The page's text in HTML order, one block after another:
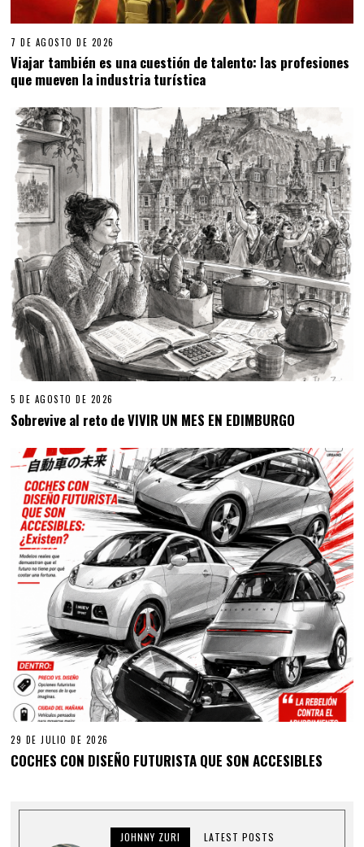
7 DE AGOSTO DE 2026
Viajar también es una cuestión de talento: las profesiones
que mueven la industria turística
5 DE AGOSTO DE 2026
Sobrevive al reto de VIVIR UN MES EN EDIMBURGO
29 DE JULIO DE 2026
COCHES CON DISEÑO FUTURISTA QUE SON ACCESIBLES
JOHNNY ZURI LATEST POSTS